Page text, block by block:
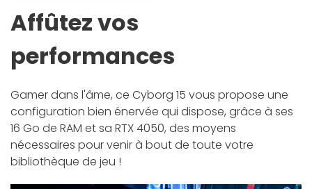
Affûtez vos
performances
Gamer dans l'âme, ce Cyborg 15 vous propose une
configuration bien énervée qui dispose, grâce à ses
16 Go de RAM et sa RTX 4050, des moyens
nécessaires pour venir à bout de toute votre
bibliothèque de jeu !